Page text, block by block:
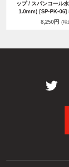
ップ / スパンコール
1.0mm) [SP-PK-06]
8,250円 (税